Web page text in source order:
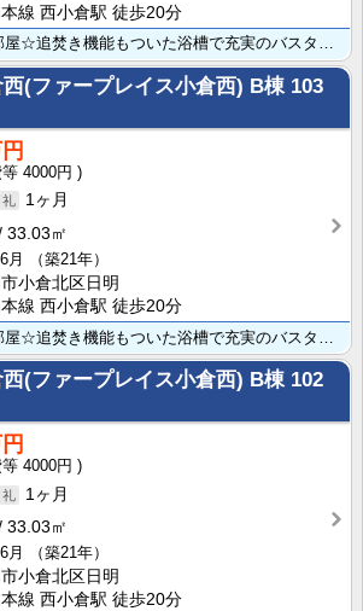
線 西小倉駅 徒歩20分
浴室TV付で人気のお部屋☆追焚き機能もついた浴槽で充実のバスタイムが過ごせますね♪女性に人気の洗面脱･･･
(ファープレイス小倉西) B棟103
4000円
1ヶ月
33.03㎡
月
（築21年）
小倉北区日明
線 西小倉駅 徒歩20分
(ファープレイス小倉西) B棟102
4000円
1ヶ月
33.03㎡
月
（築21年）
小倉北区日明
線 西小倉駅 徒歩20分